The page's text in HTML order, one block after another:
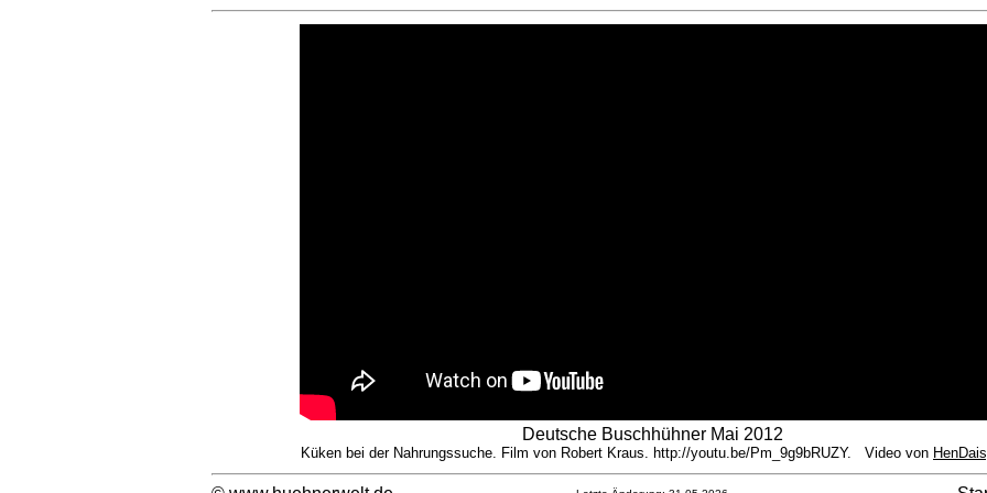
Deutsche Buschhühner Mai 2012
Küken bei der Nahrungssuche. Film von Robert Kraus. http://youtu.be/Pm_9g9bRUZY. Video von